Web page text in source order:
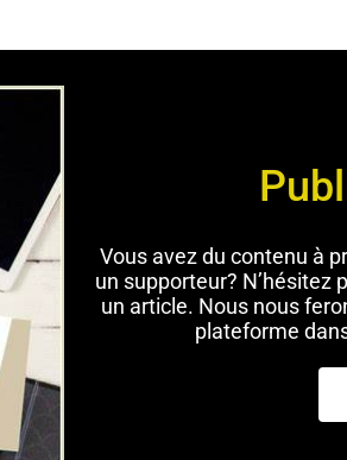
Vous avez du contenu à
un supporteur? N’hésitez
un article. Nous nous
plateforme